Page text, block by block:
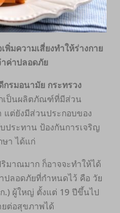
พิ่มความเสี่ยงทำให้ร่างกาย
ค่าปลอดภัย
รมอนามัย กระทรวง
เป็นผลิตภัณฑ์ที่มีส่วน
ต่ยังมีส่วนประกอบของ
ประทาน ป้องกันการเจริญ
ษา ได้แก่
มาณมาก ก็อาจจะทำให้ได้
ปลอดภัยที่กำหนดไว้ คือ วัย
.) ผู้ใหญ่ ตั้งแต่ 19 ปีขึ้นไป
ยต่อสุขภาพได้